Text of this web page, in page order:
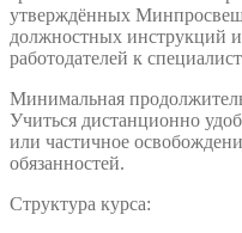
утверждённых
должностных инструкций
работодателей к
Минимальная
Учиться дистанционно
или частичное
обязанностей.
Структура курса: